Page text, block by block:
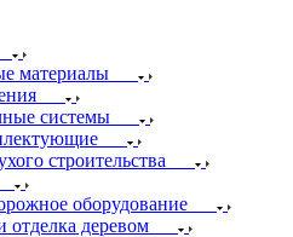
материалы
системы
строительства
оборудование
деревом